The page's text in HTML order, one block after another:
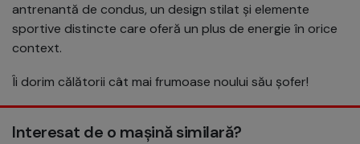
antrenantă de condus, un design stilat și elemente
sportive distincte care oferă un plus de energie în orice
context.
Îi dorim călătorii cât mai frumoase noului său șofer!
Interesat de o mașină similară?